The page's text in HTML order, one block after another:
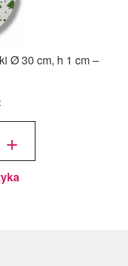
Ø 30 cm, h 1 cm –
+